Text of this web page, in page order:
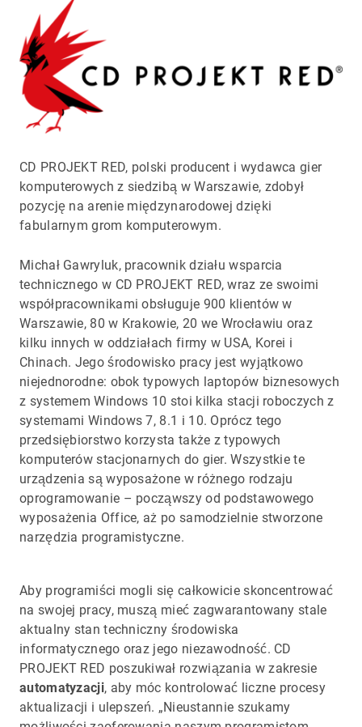
CD PROJEKT RED, polski producent i wydawca gier
komputerowych z siedzibą w Warszawie, zdobył
pozycję na arenie międzynarodowej dzięki
fabularnym grom komputerowym.
Michał Gawryluk, pracownik działu wsparcia
technicznego w CD PROJEKT RED, wraz ze swoimi
współpracownikami obsługuje 900 klientów w
Warszawie, 80 w Krakowie, 20 we Wrocławiu oraz
kilku innych w oddziałach firmy w USA, Korei i
Chinach. Jego środowisko pracy jest wyjątkowo
niejednorodne: obok typowych laptopów biznesowych
z systemem Windows 10 stoi kilka stacji roboczych z
systemami Windows 7, 8.1 i 10. Oprócz tego
przedsiębiorstwo korzysta także z typowych
komputerów stacjonarnych do gier. Wszystkie te
urządzenia są wyposażone w różnego rodzaju
oprogramowanie – począwszy od podstawowego
wyposażenia Office, aż po samodzielnie stworzone
narzędzia programistyczne.
Aby programiści mogli się całkowicie skoncentrować
na swojej pracy, muszą mieć zagwarantowany stale
aktualny stan techniczny środowiska
informatycznego oraz jego niezawodność. CD
PROJEKT RED poszukiwał rozwiązania w zakresie
automatyzacji, aby móc kontrolować liczne procesy
aktualizacji i ulepszeń. „Nieustannie szukamy